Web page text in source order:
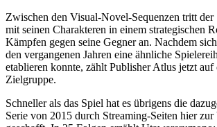
Zwischen den Visual-Novel-Sequenzen tritt der
mit seinen Charakteren in einem strategischen
Kämpfen gegen seine Gegner an. Nachdem
den vergangenen Jahren eine ähnliche
etablieren konnte, zählt Publisher Atlus jetzt auf
Zielgruppe.
Schneller als das Spiel hat es übrigens die
Serie von 2015 durch Streaming-Seiten hier